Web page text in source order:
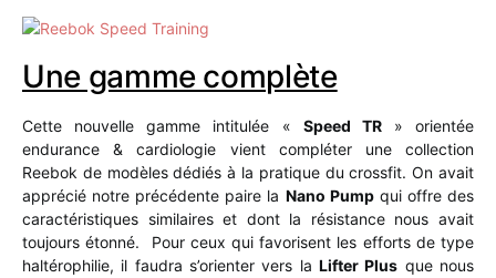
Une gamme complète
Cette nouvelle gamme intitulée « Speed TR» orientée
endurance & cardiologie vient compléter une collection
Reebok de modèles dédiés à la pratique du crossfit. On avait
apprécié notre précédente paire la Nano Pumpqui offre des
caractéristiques similaires et dont la résistance nous avait
toujours étonné. Pour ceux qui favorisent les efforts de type
haltérophilie, il faudra s’orienter vers la Lifter Plus que nous